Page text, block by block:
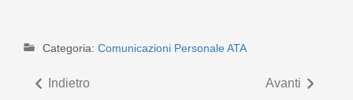
Categoria: Comunicazioni Personale ATA
Indietro Avanti